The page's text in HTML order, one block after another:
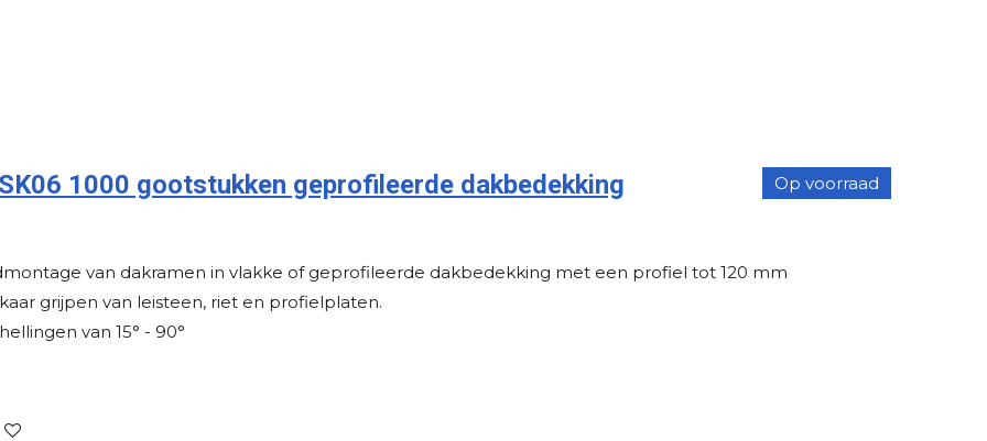
Op voorraad
1000 gootstukken geprofileerde dakbedekking
van dakramen in vlakke of geprofileerde dakbedekking met een profiel tot 120 mm
grijpen van leisteen, riet en profielplaten.
van 15° - 90°